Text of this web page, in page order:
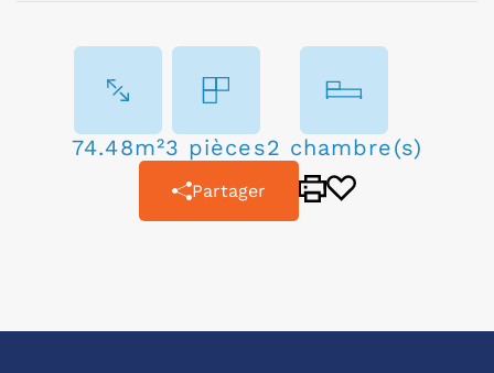
74.48m²3 pièces2 chambre(s)
Partager